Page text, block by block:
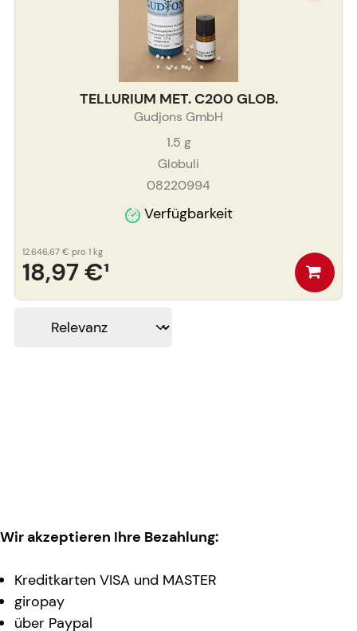
TELLURIUM MET. C200 GLOB.
Gudjons GmbH
1.5 g
Globuli
08220994
Verfügbarkeit
18,97 €¹
12.646,67 € pro 1 kg
Wir akzeptieren Ihre Bezahlung:
Kreditkarten VISA und MASTER
giropay
über Paypal